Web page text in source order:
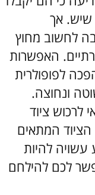
שיש. אך
לחשוב מחוץ
האפשרות
לפופולרית
ונחוצה.
לרכוש ציוד
הציוד המתאים
להיות
לכם להילחם